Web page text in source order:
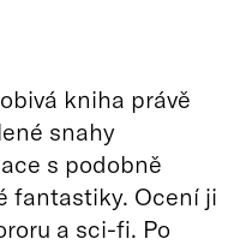
kniha právě
snahy
s podobně
fantastiky. Ocení ji
a sci-fi. Po